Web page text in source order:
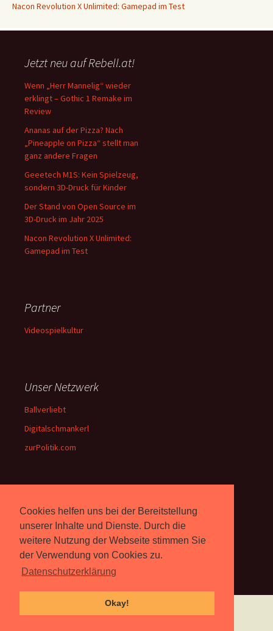
Cookies helfen uns bei der Bereitstellung
unserer Inhalte und Dienste. Durch die
weitere Nutzung der Webseite stimmen Sie
der Verwendung von Cookies zu.
Datenschutzerklärung
Okay!
Nacon Revolution X Unlimited: Gamepad im Test
Jetzt neu auf Rebell.at!
Wenn „Herr Mannelig“ wieder
erklingt – Gothic 1 Remake im
Review
Ananas auf der Pizza? Nach
„Pineapple on Pizza“ stellt man
ganz andere Fragen
Geeetech M1S: Kein Spielzeug,
sondern 3D-Druck für Kinder
Der Stand von Open Source im
3D-Druck im Jahr 2025
Nacon Revolution X Unlimited:
Gamepad im Test
Partner
Videospielkultur
Unser Netzwerk
Ballverliebt
Digitalschmankerl
zurPolitik.com
Über Uns
Rebell.atberichtet seit 2003
unabhängig über Computer-
und Videospiele. ( Impressum )